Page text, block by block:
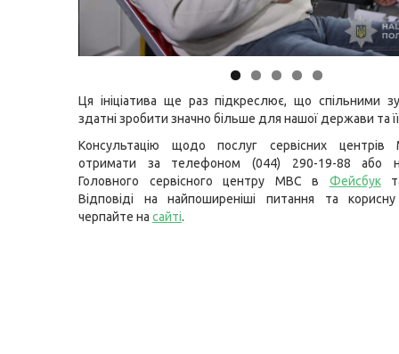
Ця ініціатива ще раз підкреслює, що спільними
здатні зробити значно більше для нашої держави та
Консультацію щодо послуг сервісних
отримати за телефоном (044) 290-19-88 або
Головного сервісного центру МВС в Фейсбук
Відповіді на найпоширеніші питання та
черпайте на сайті.